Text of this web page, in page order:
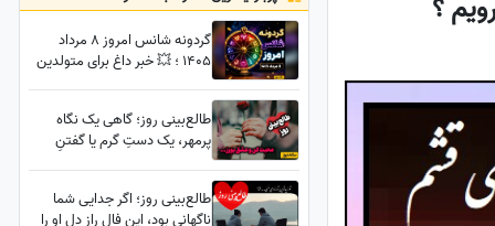
؟
گردونه شانس امروز 8 مرداد
1405 ؛ 💥 خبر داغ برای متولدین
طالع‌بینی روز؛ گاهی یک نگاه
پرمهر، یک دستِ گرم یا گفتنِ
شنبه 17 مرداد 1405
طالع‌بینی روز؛ اگر جدایی شما
ناگهانی بود، این فال راز دل او را